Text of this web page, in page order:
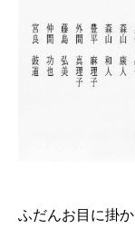
ふだんお目に掛